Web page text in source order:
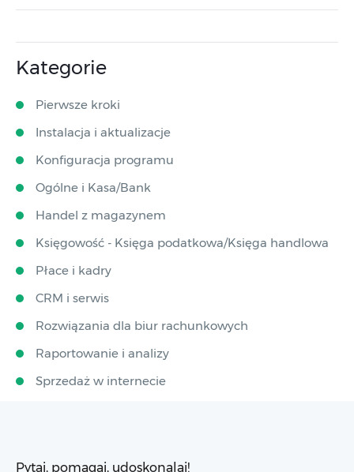
Kategorie
Pierwsze kroki
Instalacja i aktualizacje
Konfiguracja programu
Ogólne i Kasa/Bank
Handel z magazynem
Księgowość - Księga podatkowa/Księga handlowa
Płace i kadry
CRM i serwis
Rozwiązania dla biur rachunkowych
Raportowanie i analizy
Sprzedaż w internecie
Pytaj, pomagaj, udoskonalaj!